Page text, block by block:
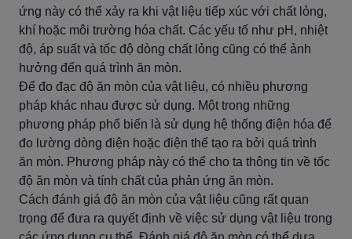
ứng này có thể xảy ra khi vật liệu tiếp xúc với chất lỏng,
khí hoặc môi trường hóa chất. Các yếu tố như pH, nhiệt
độ, áp suất và tốc độ dòng chất lỏng cũng có thể ảnh
hưởng đến quá trình ăn mòn.
Để đo đạc độ ăn mòn của vật liệu, có nhiều phương
pháp khác nhau được sử dụng. Một trong những
phương pháp phổ biến là sử dụng hệ thống điện hóa để
đo lường dòng điện hoặc điện thế tạo ra bởi quá trình
ăn mòn. Phương pháp này có thể cho ta thông tin về tốc
độ ăn mòn và tính chất của phản ứng ăn mòn.
Cách đánh giá độ ăn mòn của vật liệu cũng rất quan
trọng để đưa ra quyết định về việc sử dụng vật liệu trong